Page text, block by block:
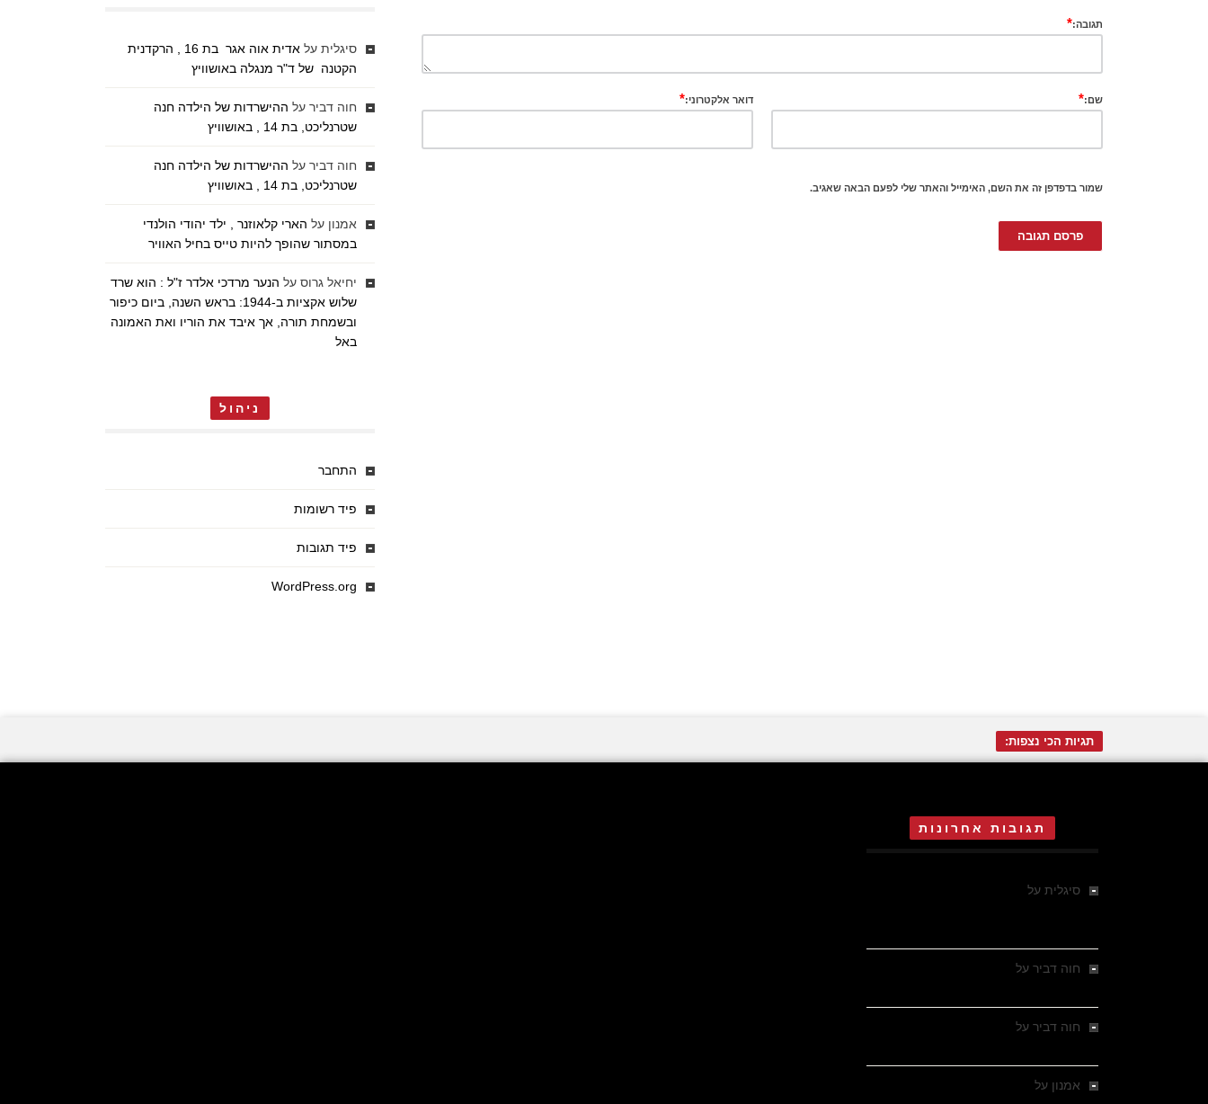
תגובה:*
שם:* דואר אלקטרוני:*
שמור בדפדפן זה את השם, האימייל והאתר שלי לפעם הבאה שאגיב.
סיגלית על
אדית אוה אגר בת 16 , הרקדנית
הקטנה של ד"ר מנגלה באושוויץ
חוה דביר על ההישרדות של הילדה חנה
שטרנליכט, בת 14 , באושוויץ
חוה דביר על ההישרדות של הילדה חנה
שטרנליכט, בת 14 , באושוויץ
אמנון על הארי קלאוזנר , ילד יהודי הולנדי
במסתור שהופך להיות טייס בחיל האוויר
יחיאל גרוס על הנער מרדכי אלדר ז"ל : הוא שרד
שלוש אקציות ב-1944: בראש השנה, ביום כיפור
ובשמחת תורה, אך איבד את הוריו ואת האמונה
באל
ניהול
התחבר
פיד רשומות
פיד תגובות
WordPress.org
תגיות הכי נצפות:
תגובות אחרונות
סיגלית על
חוה דביר על
חוה דביר על
אמנון על